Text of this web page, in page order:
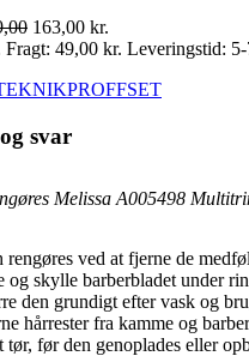
163,00 kr.
Fragt: 49,00 kr. Leveringstid:
svar
Melissa A005498
rengøres ved at fjerne de
og skylle barberbladet under
den grundigt efter vask og
hårrester fra kamme og
tør, før den genoplades eller